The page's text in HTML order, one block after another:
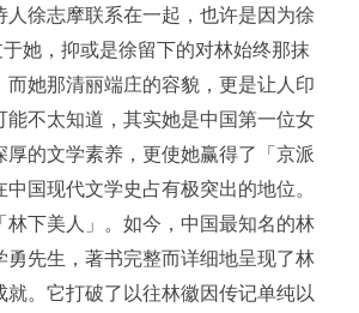
人徐志摩联系在一起，也许是因为徐
于她，抑或是徐留下的对林始终那抹
而她那清丽端庄的容貌，更是让人印
能不太知道，其实她是中国第一位女
厚的文学素养，更使她赢得了「京派
国现代文学史占有极突出的地位。
林下美人」。如今，中国最知名的林
勇先生，著书完整而详细地呈现了林
就。它打破了以往林徽因传记单纯以